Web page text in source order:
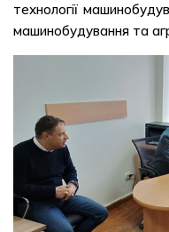
технології
машинобудування та